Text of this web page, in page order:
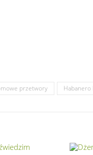
przetwory Habanero